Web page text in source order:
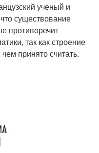
ученый и
существование
противоречит
так как строение
принято считать.